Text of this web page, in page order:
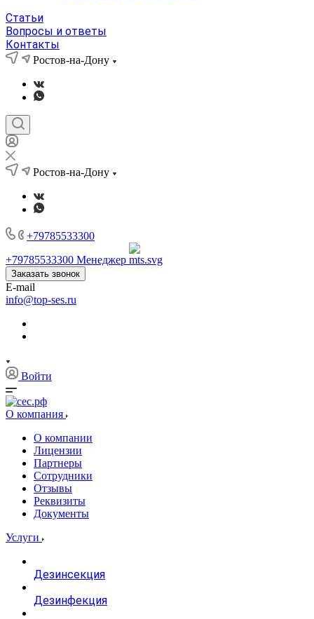
Статьи
Вопросы и ответы
Контакты
Ростов-на-Дону
Ростов-на-Дону
+79785533300
+79785533300 Менеджер
Заказать звонок
E-mail
info@top-ses.ru
Войти
О компания
О компании
Лицензии
Партнеры
Сотрудники
Отзывы
Реквизиты
Документы
Услуги
Дезинсекция
Дезинфекция